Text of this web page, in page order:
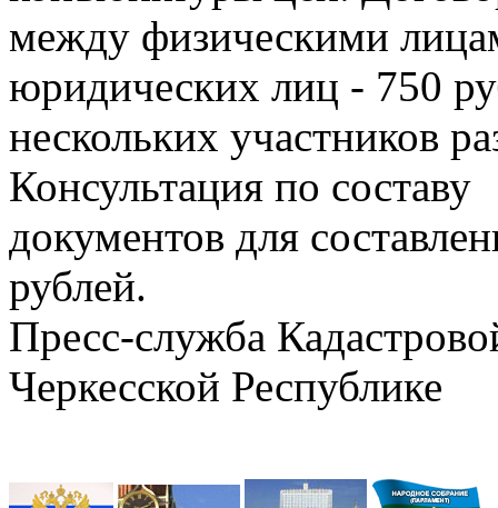
между физическими
юридических лиц - 750
нескольких участников
Консультация по составу
документов для
рублей.
Пресс-служба
Черкесской Республике